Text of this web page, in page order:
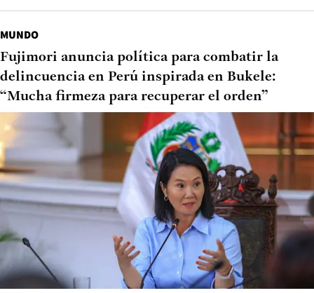
MUNDO
Fujimori anuncia política para combatir la
delincuencia en Perú inspirada en Bukele:
“Mucha firmeza para recuperar el orden”